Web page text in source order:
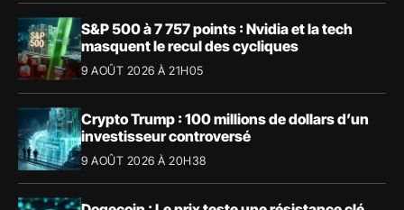
S&P 500 à 7 757 points : Nvidia et la tech
masquent le recul des cycliques
9 AOÛT 2026 À 21H05
Crypto Trump : 100 millions de dollars d’un
investisseur controversé
9 AOÛT 2026 À 20H38